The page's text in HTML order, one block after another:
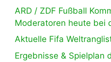
ARD / ZDF Fußball
Moderatoren heute bei
Aktuelle Fifa
Ergebnisse & Spielplan